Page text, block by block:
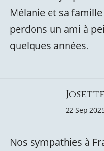
Mélanie et sa
perdons un ami à
quelques années.
22 Sep
Nos sympathies à